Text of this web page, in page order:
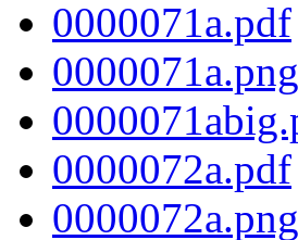
0000071a.pdf
0000071a.png
0000072a.pdf
0000072a.png